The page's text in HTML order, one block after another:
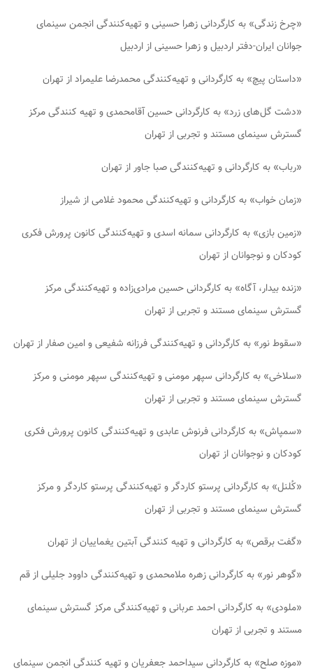
«چرخ زندگی» به کارگردانی زهرا حسینی و تهیه‌کنندگی انجمن سینمای
جوانان ایران-دفتر اردبیل و زهرا حسینی از اردبیل
«داستان پیچ» به کارگردانی و تهیه‌کنندگی محمدرضا علیمراد از تهران
«دشت گل‌های زرد» به کارگردانی حسین آقامحمدی و تهیه کنندگی مرکز
گسترش سینمای مستند و تجربی از تهران
«رباب» به کارگردانی و تهیه‌کنندگی صبا جاور از تهران
«زمان خواب» به کارگردانی و تهیه‌کنندگی محمود غلامی از شیراز
«زمین بازی» به کارگردانی سمانه اسدی و تهیه‌کنندگی کانون پرورش فکری
کودکان و نوجوانان از تهران
«زنده بیدار، آگاه» به کارگردانی حسین مرادی‌زاده و تهیه‌کنندگی مرکز
گسترش سینمای مستند و تجربی از تهران
«سقوط نور» به کارگردانی و تهیه‌کنندگی فرزانه شفیعی و امین صفار از تهران
«سلاخی» به کارگردانی سپهر مومنی و تهیه‌کنندگی سپهر مومنی و مرکز
گسترش سینمای مستند و تجربی از تهران
«سمپاش» به کارگردانی فرنوش عابدی و تهیه‌کنندگی کانون پرورش فکری
کودکان و نوجوانان از تهران
«کُلنل» به کارگردانی پرستو کاردگر و تهیه‌کنندگی پرستو کاردگر و مرکز
گسترش سینمای مستند و تجربی از تهران
«گفت برقص» به کارگردانی و تهیه کنندگی آبتین یغماییان از تهران
«گوهر نور» به کارگردانی زهره ملامحمدی و تهیه‌کنندگی داوود جلیلی از قم
«ملودی» به کارگردانی احمد عربانی و تهیه‌کنندگی مرکز گسترش سینمای
مستند و تجربی از تهران
«موزه صلح» به کارگردانی سیداحمد جعفریان و تهیه کنندگی انجمن سینمای